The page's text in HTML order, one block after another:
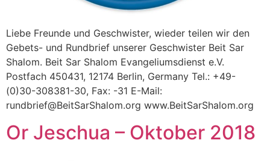
Liebe Freunde und Geschwister, wieder teilen wir den
Gebets- und Rundbrief unserer Geschwister Beit Sar
Shalom. Beit Sar Shalom Evangeliumsdienst e.V.
Postfach 450431, 12174 Berlin, Germany Tel.: +49-
(0)30-308381-30, Fax: -31 E-Mail:
rundbrief@BeitSarShalom.org www.BeitSarShalom.org
Or Jeschua – Oktober 2018